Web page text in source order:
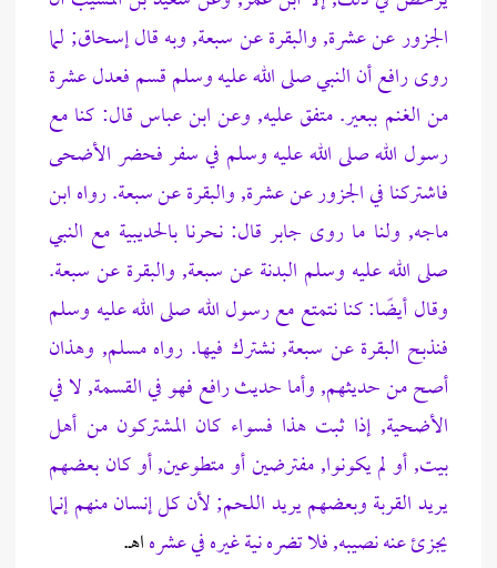
الجزور عن عشرة, والبقرة عن سبعة, وبه قال إسحاق; لما
روى رافع أن النبي صلى الله عليه وسلم قسم فعدل عشرة
من الغنم ببعير. متفق عليه, وعن ابن عباس قال: كنا مع
رسول الله صلى الله عليه وسلم في سفر فحضر الأضحى
فاشتركنا في الجزور عن عشرة, والبقرة عن سبعة. رواه ابن
ماجه, ولنا ما روى جابر قال: نحرنا بالحديبية مع النبي
صلى الله عليه وسلم البدنة عن سبعة, والبقرة عن سبعة.
وقال أيضًا: كنا نتمتع مع رسول الله صلى الله عليه وسلم
فنذبح البقرة عن سبعة, نشترك فيها. رواه مسلم, وهذان
أصح من حديثهم, وأما حديث رافع فهو في القسمة, لا في
الأضحية, إذا ثبت هذا فسواء كان المشتركون من أهل
بيت, أو لم يكونوا, مفترضين أو متطوعين, أو كان بعضهم
يريد القربة وبعضهم يريد اللحم; لأن كل إنسان منهم إنما
يجزئ عنه نصيبه, فلا تضره نية غيره في عشرهاهـ.